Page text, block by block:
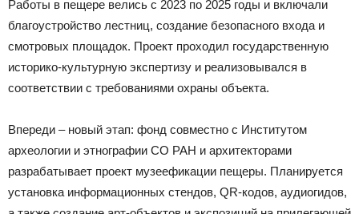
Работы в пещере велись с 2023 по 2025 годы и включали
благоустройство лестниц, создание безопасного входа и
смотровых площадок. Проект проходил государственную
историко-культурную экспертизу и реализовывался в
соответствии с требованиями охраны объекта.
Впереди – новый этап: фонд совместно с Институтом
археологии и этнографии СО РАН и архитекторами
разрабатывает проект музеефикации пещеры. Планируется
установка информационных стендов, QR-кодов, аудиогидов,